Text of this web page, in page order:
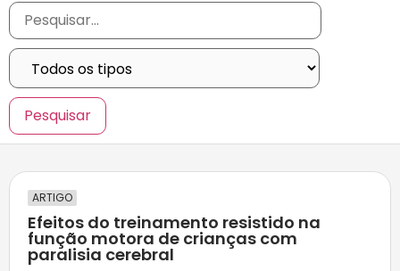
ARTIGO
Efeitos do treinamento resistido na
função motora de crianças com
paralisia cerebral